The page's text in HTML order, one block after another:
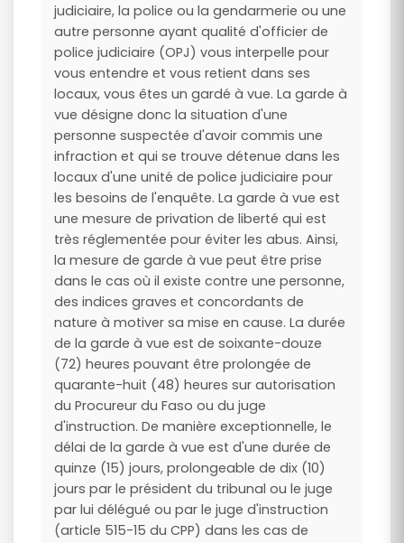
judiciaire, la police ou la gendarmerie ou une
autre personne ayant qualité d'officier de
police judiciaire (OPJ) vous interpelle pour
vous entendre et vous retient dans ses
locaux, vous êtes un gardé à vue. La garde à
vue désigne donc la situation d'une
personne suspectée d'avoir commis une
infraction et qui se trouve détenue dans les
locaux d'une unité de police judiciaire pour
les besoins de l'enquête. La garde à vue est
une mesure de privation de liberté qui est
très réglementée pour éviter les abus. Ainsi,
la mesure de garde à vue peut être prise
dans le cas où il existe contre une personne,
des indices graves et concordants de
nature à motiver sa mise en cause. La durée
de la garde à vue est de soixante-douze
(72) heures pouvant être prolongée de
quarante-huit (48) heures sur autorisation
du Procureur du Faso ou du juge
d'instruction. De manière exceptionnelle, le
délai de la garde à vue est d'une durée de
quinze (15) jours, prolongeable de dix (10)
jours par le président du tribunal ou le juge
par lui délégué ou par le juge d'instruction
(article 515-15 du CPP) dans les cas de